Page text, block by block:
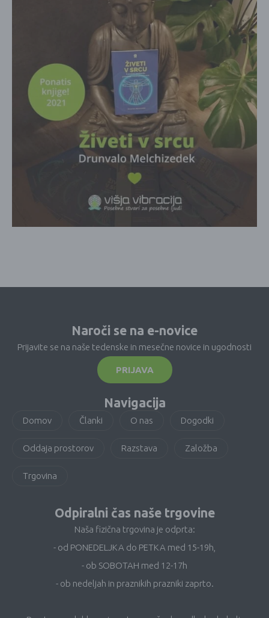
Naroči se na e-novice
Prijavite se na naše tedenske in mesečne novice in ugodnosti
PRIJAVA
Navigacija
Domov Članki O nas Dogodki
Oddaja prostorov Razstava Založba
Trgovina
Odpiralni čas naše trgovine
Naša fizična trgovina je odprta:
- od PONEDELJKA do PETKA med 15-19h,
- ob SOBOTAH med 12-17h
- ob nedeljah in praznikih prazniki zaprto.